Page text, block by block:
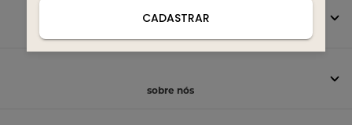
sobre nós
CADASTRAR